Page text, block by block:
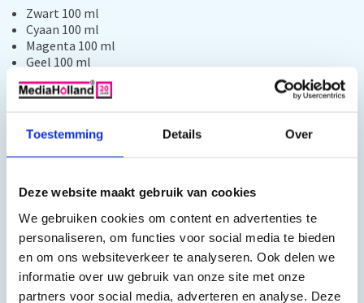
Toestemming Details Over
Deze website maakt gebruik van cookies
We gebruiken cookies om content en advertenties te
personaliseren, om functies voor social media te bieden
en om ons websiteverkeer te analyseren. Ook delen we
informatie over uw gebruik van onze site met onze
partners voor social media, adverteren en analyse. Deze
Zwart 100 ml
Cyaan 100 ml
Magenta 100 ml
Geel 100 ml
Photo Cyaan100 ml
Photo Magenta 100 ml
De set bestaat uit 6 x 100 mlDye refill inkt. Dye inkt is op
Onze refill inkt is geschikt voor alle types Epson
een aantal varianten ook specifiek geproduceerde inkten. Ook
leveren wij
Pigment inkt